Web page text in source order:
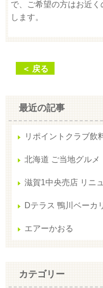
で、ご希望の方はお近
します。
＜ 戻る
最近の記事
リポイントクラブ飲
北海道 ご当地グルメ
滋賀1中央売店 リニ
Dテラス 鴨川ベーカ
エアーかおる
カテゴリー